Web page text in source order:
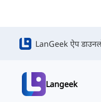
LanGeek ऐप
Langeek